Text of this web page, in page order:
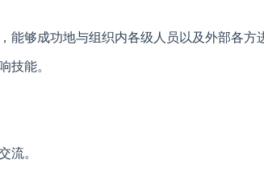
能够成功地与组织内各级人员以及外部各方
技能。
流。